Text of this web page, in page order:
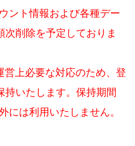
ント情報および各種デー
次削除を予定しておりま
上必要な対応のため、登
持いたします。保持期間
には利用いたしません。